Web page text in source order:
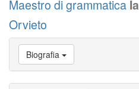
Maestro di grammatica
Orvieto
Vai
Biografia
Biografia